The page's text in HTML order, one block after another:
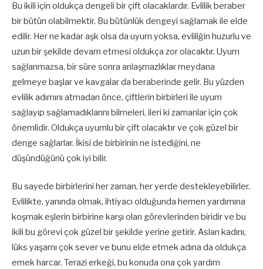
Bu ikili için oldukça dengeli bir çift olacaklardır. Evlilik beraber
bir bütün olabilmektir. Bu bütünlük dengeyi sağlamak ile elde
edilir. Her ne kadar aşk olsa da uyum yoksa, evliliğin huzurlu ve
uzun bir şekilde devam etmesi oldukça zor olacaktır. Uyum
sağlanmazsa, bir süre sonra anlaşmazlıklar meydana
gelmeye başlar ve kavgalar da beraberinde gelir. Bu yüzden
evlilik adımını atmadan önce, çiftlerin birbirleri ile uyum
sağlayıp sağlamadıklarını bilmeleri, ileri ki zamanlar için çok
önemlidir. Oldukça uyumlu bir çift olacaktır ve çok güzel bir
denge sağlarlar. İkisi de birbirinin ne istediğini, ne
düşündüğünü çok iyi bilir.
Bu sayede birbirlerini her zaman, her yerde destekleyebilirler.
Evlilikte, yanında olmak, ihtiyacı olduğunda hemen yardımına
koşmak eşlerin birbirine karşı olan görevlerinden biridir ve bu
ikili bu görevi çok güzel bir şekilde yerine getirir. Aslan kadını,
lüks yaşamı çok sever ve bunu elde etmek adına da oldukça
emek harcar. Terazi erkeği, bu konuda ona çok yardım